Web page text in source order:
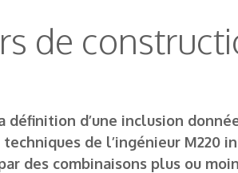
de
d’une inclusion
techniques de l’ingénieur M220
des combinaisons plus ou